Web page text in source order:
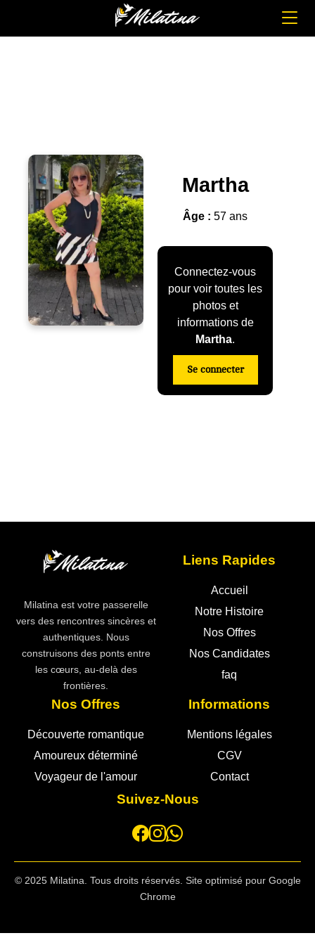
Martha
Âge : 57 ans
Connectez-vous
pour voir toutes les
photos et
informations de
Martha.
Se connecter
Milatina est votre passerelle
vers des rencontres sincères et
authentiques. Nous
construisons des ponts entre
les cœurs, au-delà des
frontières.
Liens Rapides
Accueil
Notre Histoire
Nos Offres
Nos Candidates
faq
Nos Offres
Découverte romantique
Amoureux déterminé
Voyageur de l'amour
Informations
Mentions légales
CGV
Contact
Suivez-Nous
© 2025 Milatina. Tous droits réservés. Site optimisé pour Google
Chrome